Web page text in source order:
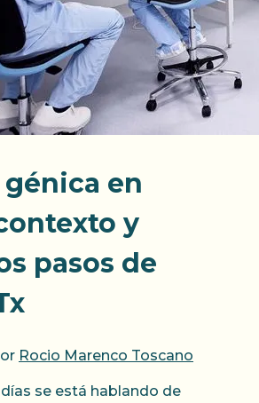
en
y
pasos de
Rocio Marenco Toscano
se está hablando de